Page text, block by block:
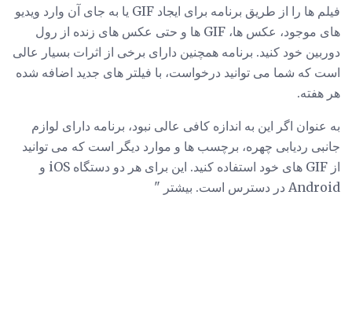
فیلم ها را از طریق برنامه برای ایجاد GIF یا به جای آن وارد ویدیو
های موجود، عکس ها، GIF ها و حتی عکس های زنده از رول
دوربین خود کنید. برنامه همچنین دارای برخی از اثرات بسیار عالی
است که شما می توانید درخواست، با فیلتر های جدید اضافه شده
هر هفته.
به عنوان اگر این به اندازه کافی عالی نبود، برنامه دارای لوازم
جانبی ردیابی چهره، برچسب ها و موارد دیگر است که می توانید
از GIF های خود استفاده کنید. این برای هر دو دستگاه iOS و
Android در دسترس است. بیشتر "